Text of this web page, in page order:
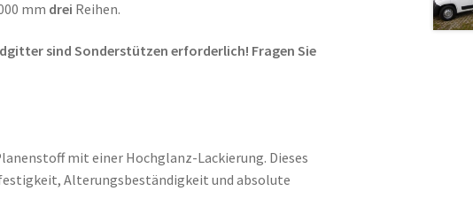
mm drei Reihen.
sind Sonderstützen erforderlich! Fragen Sie
mit einer Hochglanz-Lackierung. Dieses
Alterungsbeständigkeit und absolute